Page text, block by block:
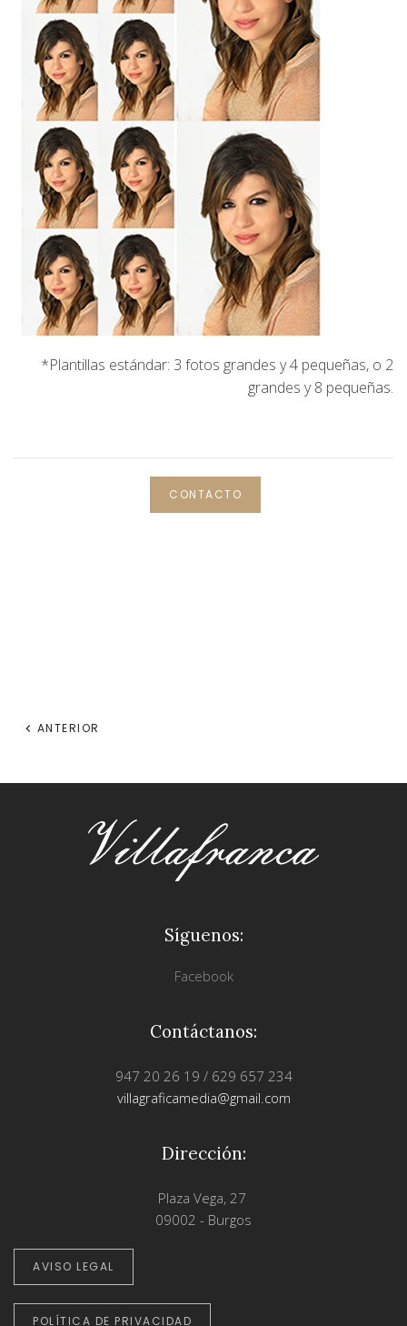
*Plantillas estándar: 3 fotos grandes y 4 pequeñas, o 2
grandes y 8 pequeñas.
CONTACTO
ANTERIOR
Síguenos:
Facebook
Contáctanos:
947 20 26 19 / 629 657 234
villagraficamedia@gmail.com
Dirección:
Plaza Vega, 27
09002 - Burgos
AVISO LEGAL
POLÍTICA DE PRIVACIDAD